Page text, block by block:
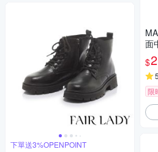
下單送3%OPENPOINT
面
$
5
限